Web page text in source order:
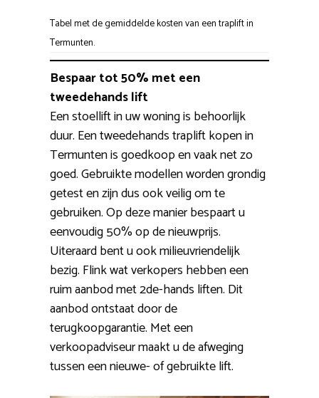
Tabel met de gemiddelde kosten van een traplift in
Termunten.
Bespaar tot 50% met een
tweedehands lift
Een stoellift in uw woning is behoorlijk
duur. Een tweedehands traplift kopen in
Termunten is goedkoop en vaak net zo
goed. Gebruikte modellen worden grondig
getest en zijn dus ook veilig om te
gebruiken. Op deze manier bespaart u
eenvoudig 50% op de nieuwprijs.
Uiteraard bent u ook milieuvriendelijk
bezig. Flink wat verkopers hebben een
ruim aanbod met 2de-hands liften. Dit
aanbod ontstaat door de
terugkoopgarantie. Met een
verkoopadviseur maakt u de afweging
tussen een nieuwe- of gebruikte lift.